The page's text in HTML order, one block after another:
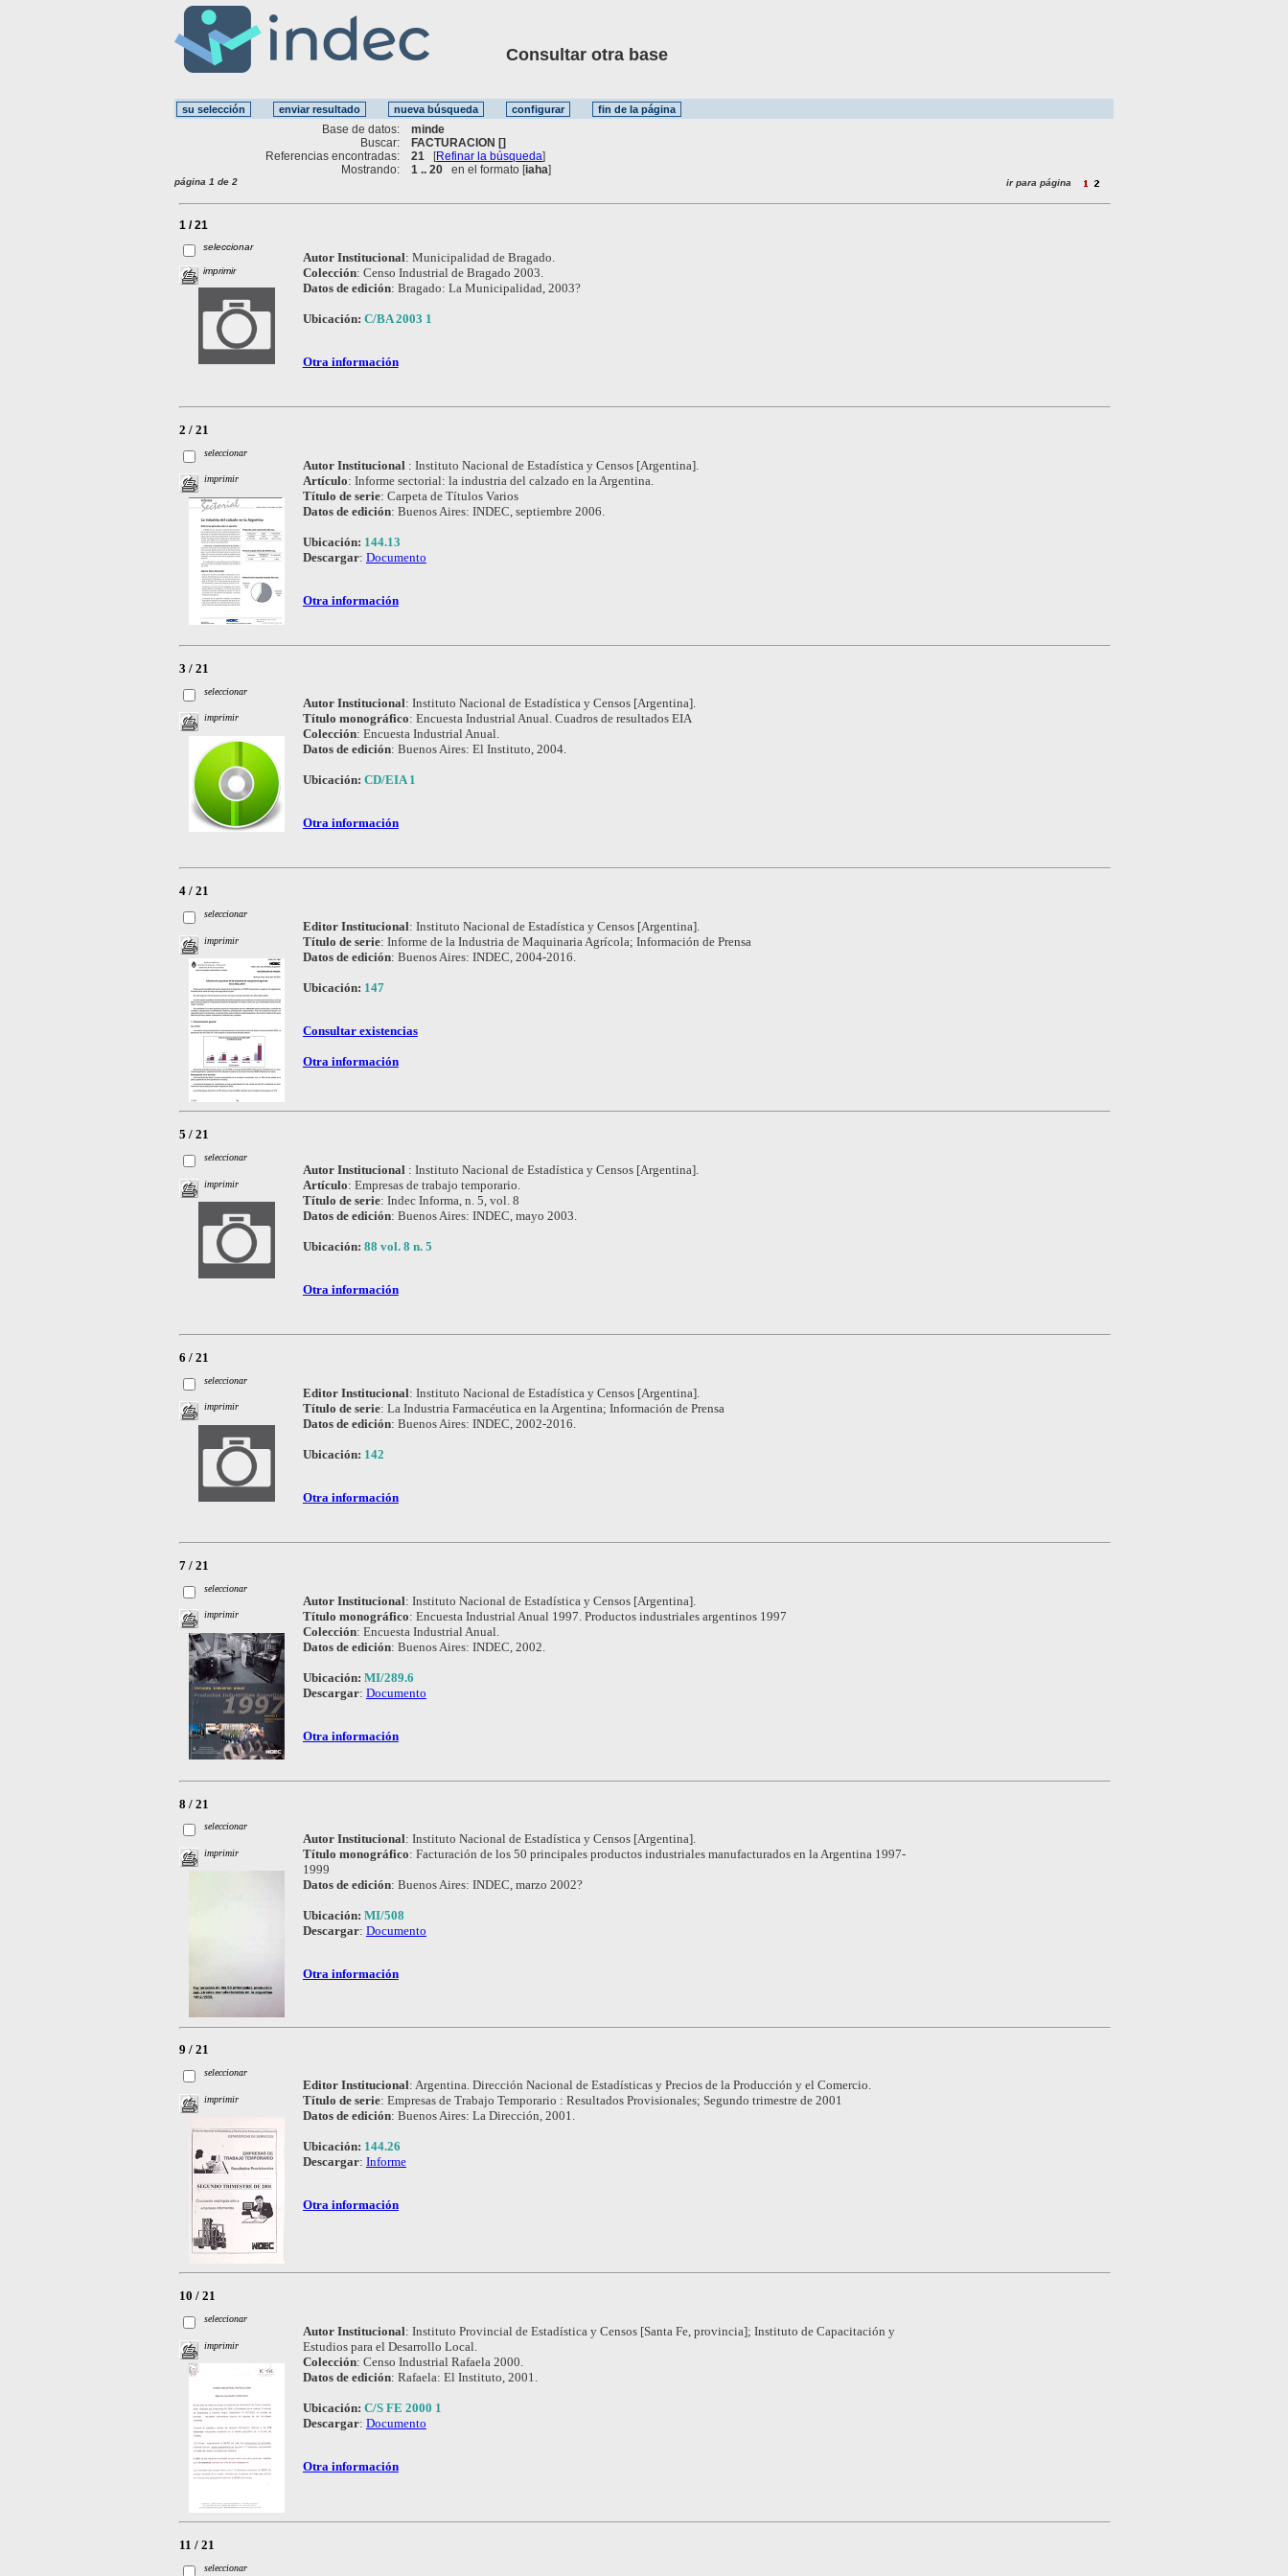
Consultar otra base
Base de datos:
minde
Buscar:
FACTURACION []
Referencias encontradas:
21 [Refinar la búsqueda]
Mostrando:
1 .. 20 en el formato [iaha]
página 1 de 2 ir para página
1 / 21
seleccionar
imprimir
Autor Institucional: Municipalidad de Bragado.
Colección: Censo Industrial de Bragado 2003.
Datos de edición: Bragado: La Municipalidad, 2003?
Ubicación: C/BA 2003 1
Otra información
2 / 21
seleccionar
imprimir
Autor Institucional : Instituto Nacional de Estadística y Censos [Argentina].
Artículo: Informe sectorial: la industria del calzado en la Argentina.
Título de serie: Carpeta de Títulos Varios
Datos de edición: Buenos Aires: INDEC, septiembre 2006.
Ubicación: 144.13
Descargar: Documento
Otra información
3 / 21
seleccionar
imprimir
Autor Institucional: Instituto Nacional de Estadística y Censos [Argentina].
Título monográfico: Encuesta Industrial Anual. Cuadros de resultados EIA
Colección: Encuesta Industrial Anual.
Datos de edición: Buenos Aires: El Instituto, 2004.
Ubicación: CD/EIA 1
Otra información
4 / 21
seleccionar
imprimir
Editor Institucional: Instituto Nacional de Estadística y Censos [Argentina].
Título de serie: Informe de la Industria de Maquinaria Agrícola; Información de Prensa
Datos de edición: Buenos Aires: INDEC, 2004-2016.
Ubicación: 147
Consultar existencias
Otra información
5 / 21
seleccionar
imprimir
Autor Institucional : Instituto Nacional de Estadística y Censos [Argentina].
Artículo: Empresas de trabajo temporario.
Título de serie: Indec Informa, n. 5, vol. 8
Datos de edición: Buenos Aires: INDEC, mayo 2003.
Ubicación: 88 vol. 8 n. 5
Otra información
6 / 21
seleccionar
imprimir
Editor Institucional: Instituto Nacional de Estadística y Censos [Argentina].
Título de serie: La Industria Farmacéutica en la Argentina; Información de Prensa
Datos de edición: Buenos Aires: INDEC, 2002-2016.
Ubicación: 142
Otra información
7 / 21
seleccionar
imprimir
Autor Institucional: Instituto Nacional de Estadística y Censos [Argentina].
Título monográfico: Encuesta Industrial Anual 1997. Productos industriales argentinos 1997
Colección: Encuesta Industrial Anual.
Datos de edición: Buenos Aires: INDEC, 2002.
Ubicación: MI/289.6
Descargar: Documento
Otra información
8 / 21
seleccionar
imprimir
Autor Institucional: Instituto Nacional de Estadística y Censos [Argentina].
Título monográfico: Facturación de los 50 principales productos industriales manufacturados en la Argentina 1997-
1999
Datos de edición: Buenos Aires: INDEC, marzo 2002?
Ubicación: MI/508
Descargar: Documento
Otra información
9 / 21
seleccionar
imprimir
Editor Institucional: Argentina. Dirección Nacional de Estadísticas y Precios de la Producción y el Comercio.
Título de serie: Empresas de Trabajo Temporario : Resultados Provisionales; Segundo trimestre de 2001
Datos de edición: Buenos Aires: La Dirección, 2001.
Ubicación: 144.26
Descargar: Informe
Otra información
10 / 21
seleccionar
imprimir
Autor Institucional: Instituto Provincial de Estadística y Censos [Santa Fe, provincia]; Instituto de Capacitación y
Estudios para el Desarrollo Local.
Colección: Censo Industrial Rafaela 2000.
Datos de edición: Rafaela: El Instituto, 2001.
Ubicación: C/S FE 2000 1
Descargar: Documento
Otra información
11 / 21
seleccionar